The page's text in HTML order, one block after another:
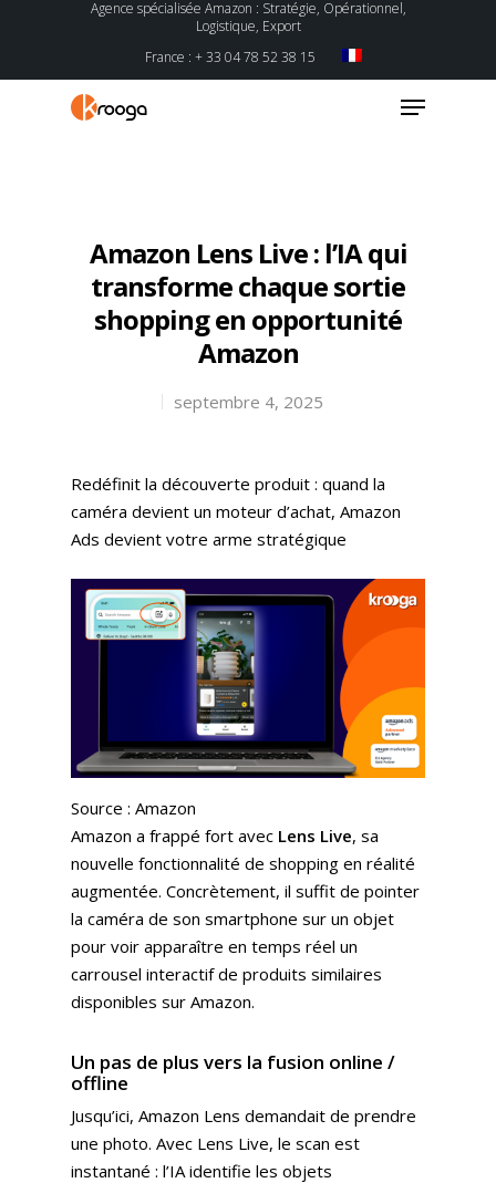
Agence spécialisée Amazon : Stratégie, Opérationnel,
Logistique, Export
France : + 33 04 78 52 38 15
Amazon Lens Live : l’IA qui
transforme chaque sortie
shopping en opportunité
Amazon
septembre 4, 2025
Redéfinit la découverte produit : quand la
caméra devient un moteur d’achat, Amazon
Ads devient votre arme stratégique
Source : Amazon
Amazon a frappé fort avec Lens Live, sa
nouvelle fonctionnalité de shopping en réalité
augmentée. Concrètement, il suffit de pointer
la caméra de son smartphone sur un objet
pour voir apparaître en temps réel un
carrousel interactif de produits similaires
disponibles sur Amazon.
Un pas de plus vers la fusion online /
offline
Jusqu’ici, Amazon Lens demandait de prendre
une photo. Avec Lens Live, le scan est
instantané : l’IA identifie les objets